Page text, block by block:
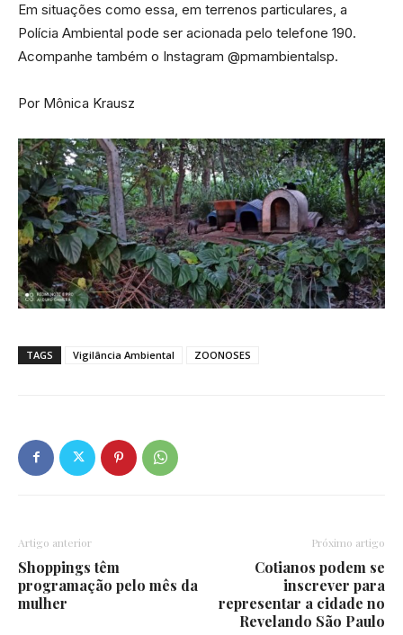
Em situações como essa, em terrenos particulares, a
Polícia Ambiental pode ser acionada pelo telefone 190.
Acompanhe também o Instagram @pmambientalsp.
Por Mônica Krausz
TAGS Vigilância Ambiental ZOONOSES
Artigo anterior
Shoppings têm
programação pelo mês da
mulher
Próximo artigo
Cotianos podem se
inscrever para
representar a cidade no
Revelando São Paulo